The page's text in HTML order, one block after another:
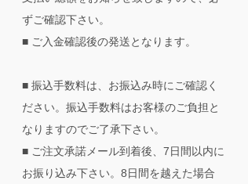
ずご確認下さい。
■ ご入金確認後の発送となります。
■ 振込手数料は、お振込み時にご確認く
ださい。振込手数料はお客様のご負担と
なりますのでご了承下さい。
■ ご注文承諾メール到着後、7日間以内に
お振り込み下さい。8日間を越えた場合